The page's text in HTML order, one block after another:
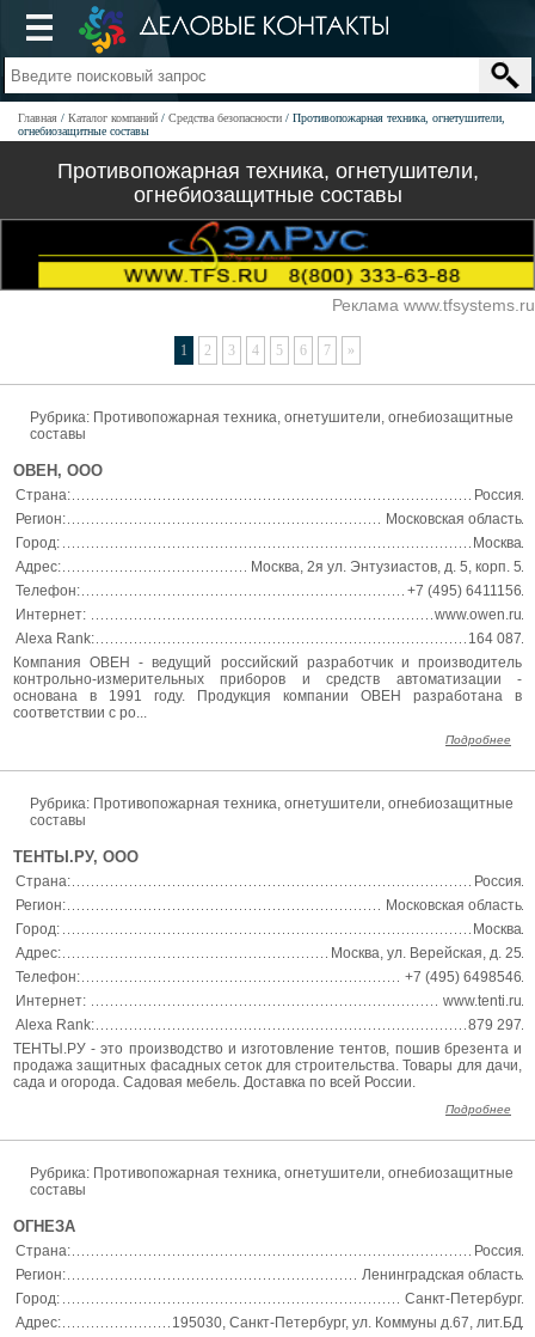
Главная Каталог компаний Средства безопасности
Противопожарная техника, огнетушители,
огнебиозащитные составы
Противопожарная техника, огнетушители,
огнебиозащитные составы
Реклама www.tfsystems.ru
1 2 3 4 5 6 7 »
Рубрика: Противопожарная техника, огнетушители, огнебиозащитные
составы
ОВЕН, ООО
Страна:
Россия
Регион:
Московская область
Город:
Москва
Адрес:
Москва, 2я ул. Энтузиастов, д. 5, корп. 5
Телефон:
+7 (495) 6411156
Интернет:
www.owen.ru
Alexa Rank:
164 087
Компания ОВЕН - ведущий российский разработчик и производитель
контрольно-измерительных приборов и средств автоматизации -
основана в 1991 году. Продукция компании ОВЕН разработана в
соответствии с ро...
Подробнее
Рубрика: Противопожарная техника, огнетушители, огнебиозащитные
составы
ТЕНТЫ.РУ, ООО
Страна:
Россия
Регион:
Московская область
Город:
Москва
Адрес:
Москва, ул. Верейская, д. 25
Телефон:
+7 (495) 6498546
Интернет:
www.tenti.ru
Alexa Rank:
879 297
ТЕНТЫ.РУ - это производство и изготовление тентов, пошив брезента и
продажа защитных фасадных сеток для строительства. Товары для дачи,
сада и огорода. Садовая мебель. Доставка по всей России.
Подробнее
Рубрика: Противопожарная техника, огнетушители, огнебиозащитные
составы
ОГНЕЗА
Страна:
Россия
Регион:
Ленинградская область
Город:
Санкт-Петербург
Адрес:
195030, Санкт-Петербург, ул. Коммуны д.67, лит.БД